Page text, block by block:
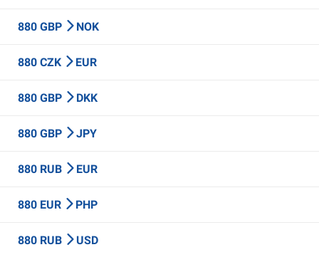
880 GBP NOK
880 CZK EUR
880 GBP DKK
880 GBP JPY
880 RUB EUR
880 EUR PHP
880 RUB USD